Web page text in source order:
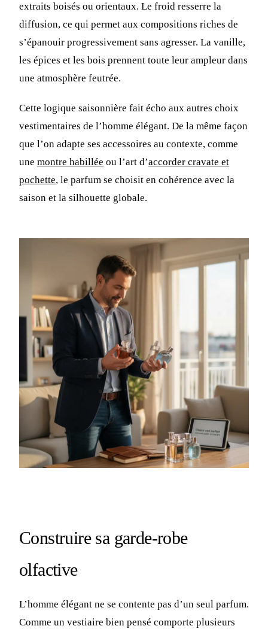
extraits boisés ou orientaux. Le froid resserre la
diffusion, ce qui permet aux compositions riches de
s’épanouir progressivement sans agresser. La vanille,
les épices et les bois prennent toute leur ampleur dans
une atmosphère feutrée.
Cette logique saisonnière fait écho aux autres choix
vestimentaires de l’homme élégant. De la même façon
que l’on adapte ses accessoires au contexte, comme
une montre habillée ou l’art d’accorder cravate et
pochette, le parfum se choisit en cohérence avec la
saison et la silhouette globale.
Construire sa garde-robe
olfactive
L’homme élégant ne se contente pas d’un seul parfum.
Comme un vestiaire bien pensé comporte plusieurs